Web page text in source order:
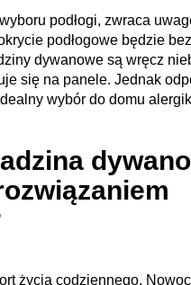
podłogi, zwraca
podłogowe będzie
dywanowe są wręcz
się na panele. Jednak
wybór do domu
życia codziennego.